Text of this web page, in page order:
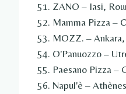
ZANO – Iasi,
Mamma Pizza –
MOZZ. – Ankara,
O'Panuozzo –
Paesano Pizza –
Napul'è –